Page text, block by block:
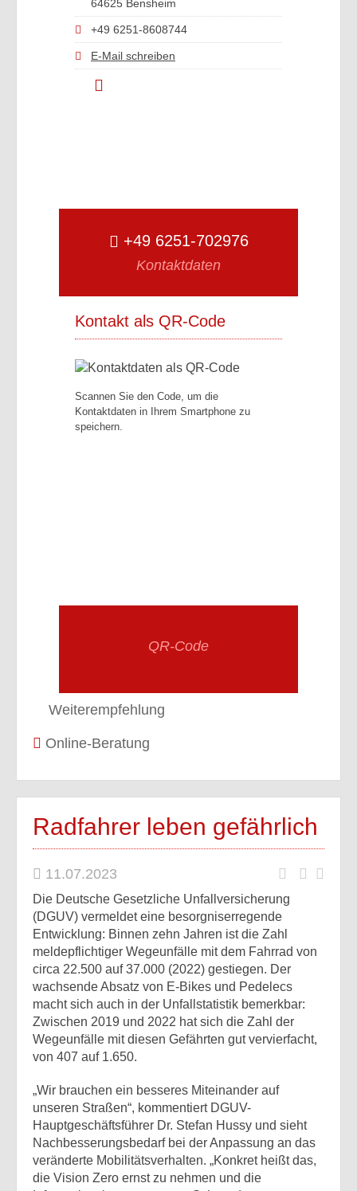
64625 Bensheim
+49 6251-8608744
E-Mail schreiben
+49 6251-702976
Kontaktdaten
Kontakt als QR-Code
Scannen Sie den Code, um die
Kontaktdaten in Ihrem Smartphone zu
speichern.
QR-Code
Weiterempfehlung
Online-Beratung
Radfahrer leben gefährlich
11.07.2023
Die Deutsche Gesetzliche Unfallversicherung
(DGUV) vermeldet eine besorgniserregende
Entwicklung: Binnen zehn Jahren ist die Zahl
meldepflichtiger Wegeunfälle mit dem Fahrrad von
circa 22.500 auf 37.000 (2022) gestiegen. Der
wachsende Absatz von E-Bikes und Pedelecs
macht sich auch in der Unfallstatistik bemerkbar:
Zwischen 2019 und 2022 hat sich die Zahl der
Wegeunfälle mit diesen Gefährten gut vervierfacht,
von 407 auf 1.650.
„Wir brauchen ein besseres Miteinander auf
unseren Straßen“, kommentiert DGUV-
Hauptgeschäftsführer Dr. Stefan Hussy und sieht
Nachbesserungsbedarf bei der Anpassung an das
veränderte Mobilitätsverhalten. „Konkret heißt das,
die Vision Zero ernst zu nehmen und die